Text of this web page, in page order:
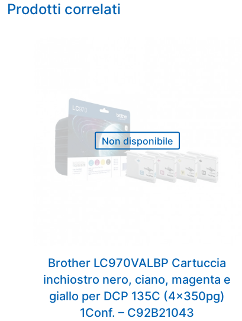
Prodotti correlati
Non disponibile
Brother LC970VALBP Cartuccia
inchiostro nero, ciano, magenta e
giallo per DCP 135C (4x350pg)
1Conf. – C92B21043